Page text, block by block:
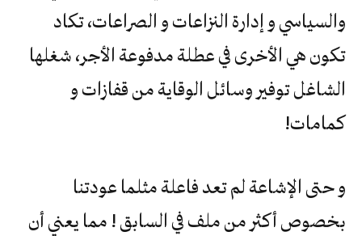
والسياسي و إدارة النزاعات و الصراعات، تكاد
تكون هي الأخرى في عطلة مدفوعة الأجر، شغلها
الشاغل توفير وسائل الوقاية من قفازات و
كمامات!
و حتى الإشاعة لم تعد فاعلة مثلما عودتنا
بخصوص أكثر من ملف في السابق ! مما يعني أن